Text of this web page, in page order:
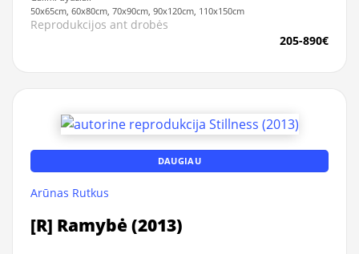
50x65cm, 60x80cm, 70x90cm, 90x120cm, 110x150cm
Reprodukcijos ant drobės
205-890€
DAUGIAU
Arūnas Rutkus
[R] Ramybė (2013)